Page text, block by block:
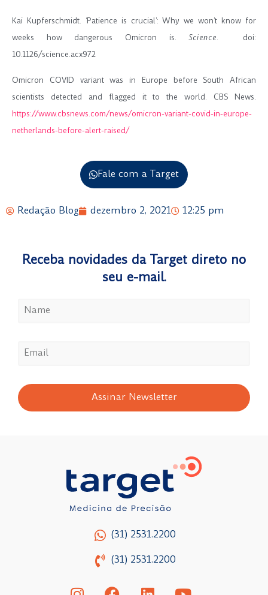
Kai Kupferschmidt. ‘Patience is crucial’: Why we won’t know for
weeks how dangerous Omicron is.Science. doi:
10.1126/science.acx972
Omicron COVID variant was in Europe before South African
scientists detected and flagged it to the world. CBS News.
https://www.cbsnews.com/news/omicron-variant-covid-in-europe-
netherlands-before-alert-raised/
Fale com a Target
Redação Blog dezembro 2, 2021 12:25 pm
Receba novidades da Target direto no
seu e-mail.
Assinar Newsletter
(31) 2531.2200
(31) 2531.2200